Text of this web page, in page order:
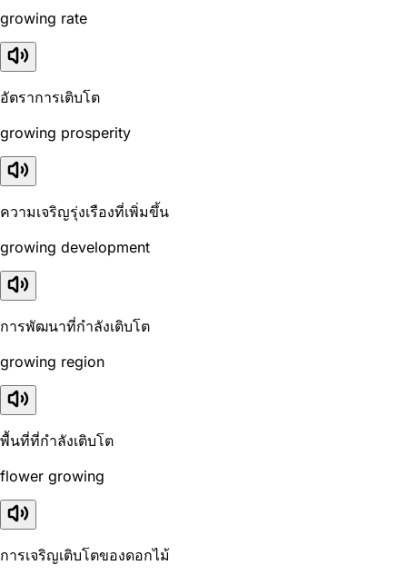
growing rate
อัตราการเติบโต
growing prosperity
ความเจริญรุ่งเรืองที่เพิ่มขึ้น
growing development
การพัฒนาที่กำลังเติบโต
growing region
พื้นที่ที่กำลังเติบโต
flower growing
การเจริญเติบโตของดอกไม้